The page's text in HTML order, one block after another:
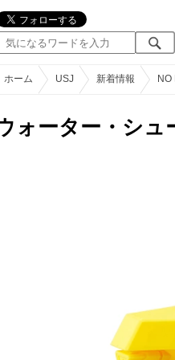
ホーム USJ 新着情報
ォーター・シュ